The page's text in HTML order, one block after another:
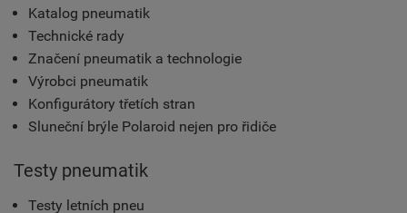
Katalog pneumatik
Technické rady
Značení pneumatik a technologie
Výrobci pneumatik
Konfigurátory třetích stran
Sluneční brýle Polaroid nejen pro řidiče
Testy pneumatik
Testy letních pneu